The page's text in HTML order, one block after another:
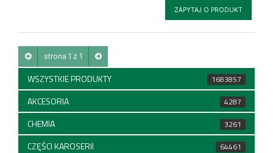
ZAPYTAJ O PRODUKT
strona 1 z 1
WSZYSTKIE PRODUKTY 1683857
AKCESORIA 4287
CHEMIA 3261
CZĘŚCI KAROSERII 64461